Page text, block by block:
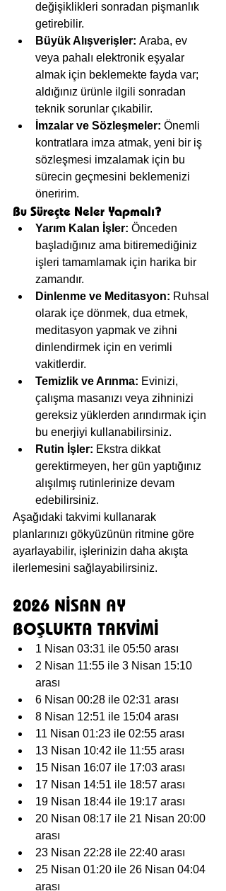
değişiklikleri sonradan pişmanlık
getirebilir.
Büyük Alışverişler: Araba, ev
veya pahalı elektronik eşyalar
almak için beklemekte fayda var;
aldığınız ürünle ilgili sonradan
teknik sorunlar çıkabilir.
İmzalar ve Sözleşmeler: Önemli
kontratlara imza atmak, yeni bir iş
sözleşmesi imzalamak için bu
sürecin geçmesini beklemenizi
öneririm.
Bu Süreçte Neler Yapmalı?
Yarım Kalan İşler: Önceden
başladığınız ama bitiremediğiniz
işleri tamamlamak için harika bir
zamandır.
Dinlenme ve Meditasyon: Ruhsal
olarak içe dönmek, dua etmek,
meditasyon yapmak ve zihni
dinlendirmek için en verimli
vakitlerdir.
Temizlik ve Arınma: Evinizi,
çalışma masanızı veya zihninizi
gereksiz yüklerden arındırmak için
bu enerjiyi kullanabilirsiniz.
Rutin İşler: Ekstra dikkat
gerektirmeyen, her gün yaptığınız
alışılmış rutinlerinize devam
edebilirsiniz.
Aşağıdaki takvimi kullanarak
planlarınızı gökyüzünün ritmine göre
ayarlayabilir, işlerinizin daha akışta
ilerlemesini sağlayabilirsiniz.
2026 NİSAN AY
BOŞLUKTA TAKVİMİ
1 Nisan 03:31 ile 05:50 arası
2 Nisan 11:55 ile 3 Nisan 15:10
arası
6 Nisan 00:28 ile 02:31 arası
8 Nisan 12:51 ile 15:04 arası
11 Nisan 01:23 ile 02:55 arası
13 Nisan 10:42 ile 11:55 arası
15 Nisan 16:07 ile 17:03 arası
17 Nisan 14:51 ile 18:57 arası
19 Nisan 18:44 ile 19:17 arası
20 Nisan 08:17 ile 21 Nisan 20:00
arası
23 Nisan 22:28 ile 22:40 arası
25 Nisan 01:20 ile 26 Nisan 04:04
arası